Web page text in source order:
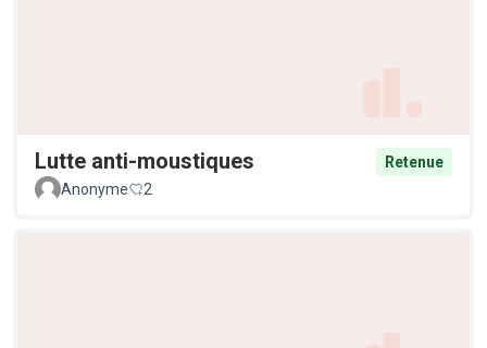
Lutte anti-moustiques
Retenue
Anonyme
2